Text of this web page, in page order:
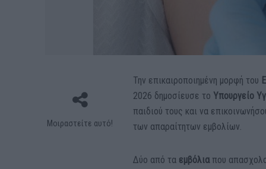
Μοιραστείτε αυτό!
Την επικαιροποιημένη μορφή του
2026 δημοσίευσε το Υπουργείο
παιδιού τους και να
των απαραίτητων εμβολίων.
Δύο από τα εμβόλια που